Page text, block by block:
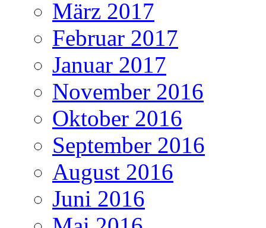
März 2017
Februar 2017
Januar 2017
November 2016
Oktober 2016
September 2016
August 2016
Juni 2016